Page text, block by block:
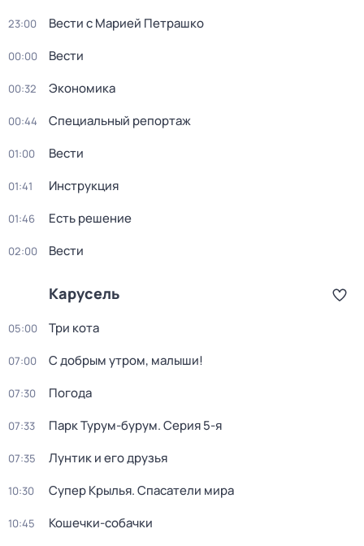
23:00 Вести с Марией Петрашко
00:00 Вести
00:32 Экономика
00:44 Специальный репортаж
01:00 Вести
01:41 Инструкция
01:46 Есть решение
02:00 Вести
Карусель
05:00 Три кота
07:00 С добрым утром, малыши!
07:30 Погода
07:33 Парк Турум-бурум. Серия 5-я
07:35 Лунтик и его друзья
10:30 Супер Крылья. Спасатели мира
10:45 Кошечки-собачки